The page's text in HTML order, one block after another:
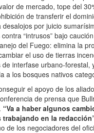
de mercado, tope del
de transferir el
desalojos por juicio
“intrusos” bajo
del Fuego: elimina la
el uso de tierras
interfase urbano-forestal,
a los bosques nativos
el apoyo de los
de prensa que
“Va a haber algunos
en la
de los negociadores del